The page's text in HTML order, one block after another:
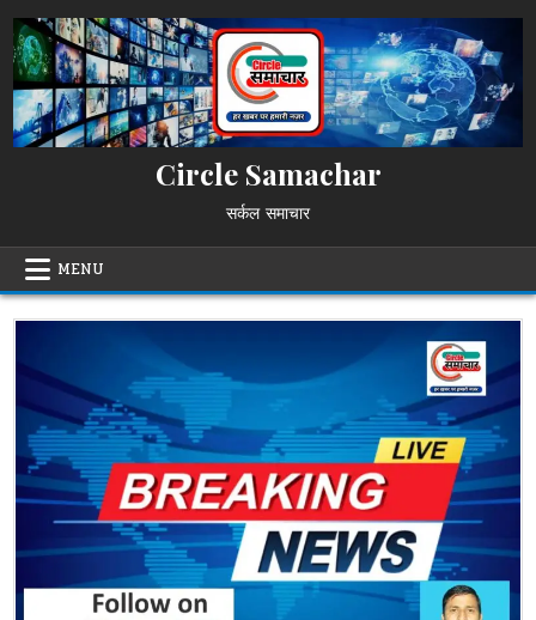
to
content
Circle Samachar
सर्कल समाचार
MENU